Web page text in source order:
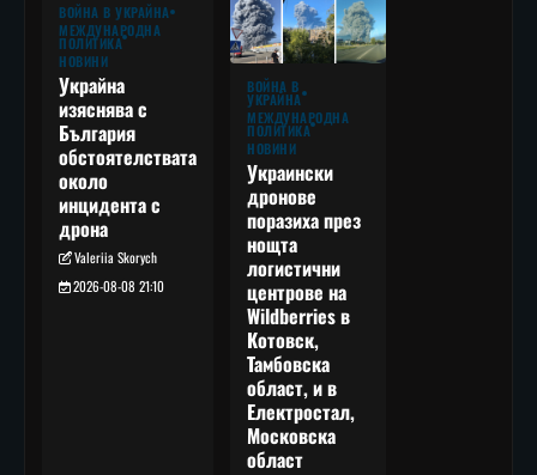
ВОЙНА В УКРАЙНА
МЕЖДУНАРОДНА
ПОЛИТИКА
НОВИНИ
Украйна
изяснява с
България
обстоятелствата
около
инцидента с
дрона
Valeriia Skorych
2026-08-08 21:10
ВОЙНА В
УКРАЙНА
МЕЖДУНАРОДНА
ПОЛИТИКА
НОВИНИ
Украински
дронове
поразиха през
нощта
логистични
центрове на
Wildberries в
Котовск,
Тамбовска
област, и в
Електростал,
Московска
област